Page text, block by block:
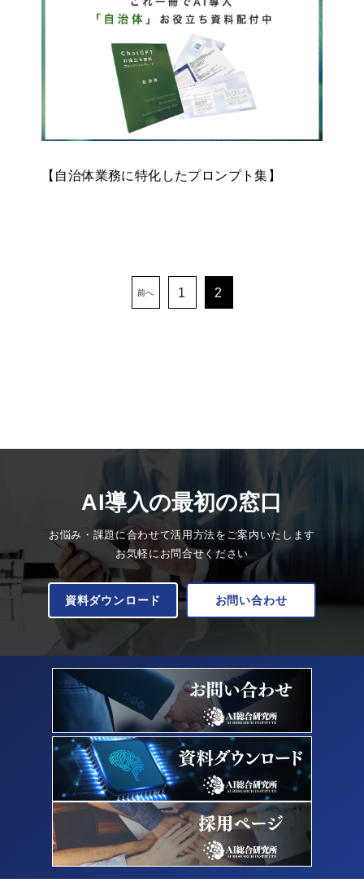
【自治体業務に特化したプロンプト集】
前へ 1 2
AI導入の最初の窓口
お悩み・課題に合わせて活用方法をご案内いたします
お気軽にお問合せください
資料ダウンロード お問い合わせ